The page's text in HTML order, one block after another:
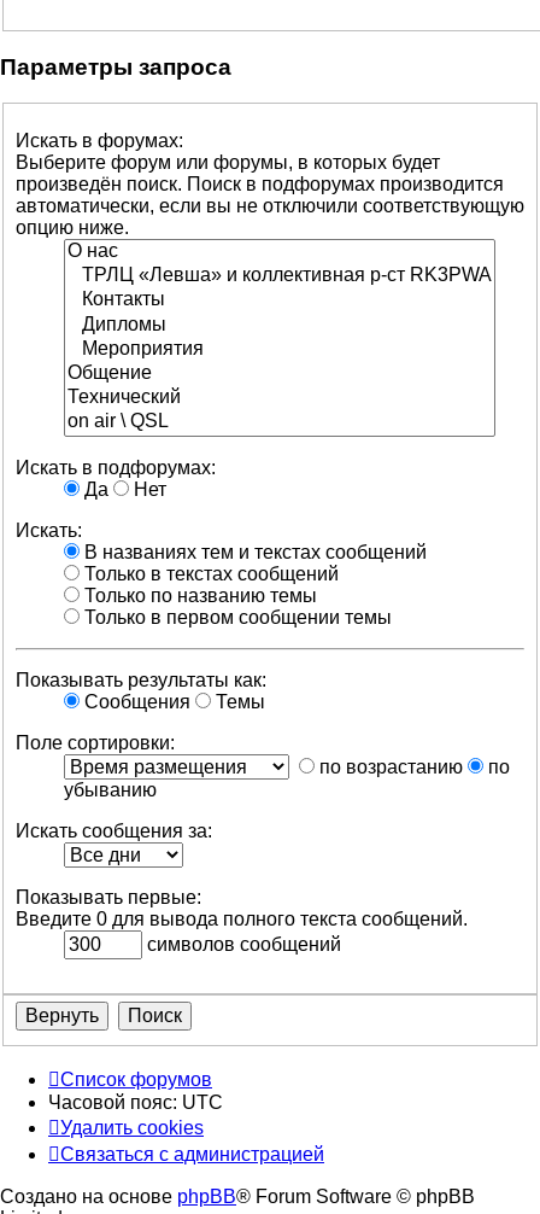
Параметры запроса
Искать в форумах:
Выберите форум или форумы, в которых будет
произведён поиск. Поиск в подфорумах производится
автоматически, если вы не отключили соответствующую
опцию ниже.
Искать в подфорумах:
Да
Нет
Искать:
В названиях тем и текстах сообщений
Только в текстах сообщений
Только по названию темы
Только в первом сообщении темы
Показывать результаты как:
Сообщения
Темы
Поле сортировки:
по возрастанию
по
убыванию
Искать сообщения за:
Показывать первые:
Введите 0 для вывода полного текста сообщений.
символов сообщений
Список форумов
Часовой пояс: UTC
Удалить cookies
Связаться с администрацией
Создано на основе phpBB® Forum Software © phpBB